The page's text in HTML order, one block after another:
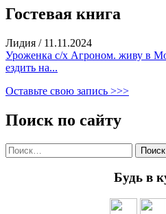
Гостевая книга
Лидия / 11.11.2024
Уроженка с/х Агроном. живу в
ездить на...
Оставьте свою запись >>>
Поиск по сайту
Найти:
Будь в